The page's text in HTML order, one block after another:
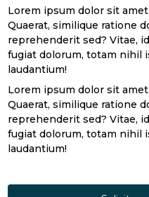
Lorem ipsum dolor sit
Quaerat, similique ratione
reprehenderit sed? Vitae,
fugiat dolorum, totam nihil
laudantium!
Lorem ipsum dolor sit
Quaerat, similique ratione
reprehenderit sed? Vitae,
fugiat dolorum, totam nihil
laudantium!